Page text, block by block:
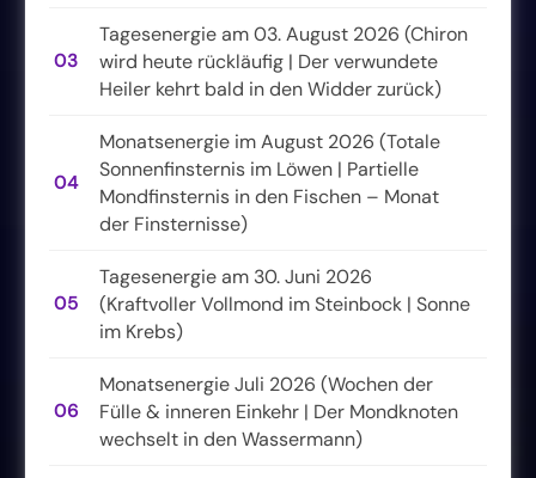
03
Tagesenergie am 03. August 2026 (Chiron
wird heute rückläufig | Der verwundete
Heiler kehrt bald in den Widder zurück)
04
Monatsenergie im August 2026 (Totale
Sonnenfinsternis im Löwen | Partielle
Mondfinsternis in den Fischen – Monat
der Finsternisse)
05
Tagesenergie am 30. Juni 2026
(Kraftvoller Vollmond im Steinbock | Sonne
im Krebs)
06
Monatsenergie Juli 2026 (Wochen der
Fülle & inneren Einkehr | Der Mondknoten
wechselt in den Wassermann)